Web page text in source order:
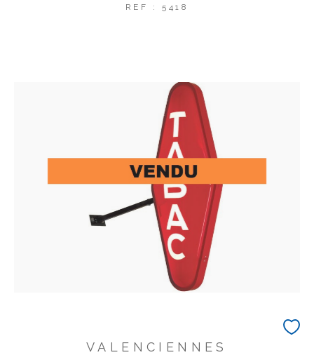
REF : 5418
VALENCIENNES